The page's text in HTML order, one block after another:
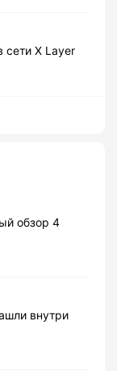
сети X Layer
обзор 4
внутри